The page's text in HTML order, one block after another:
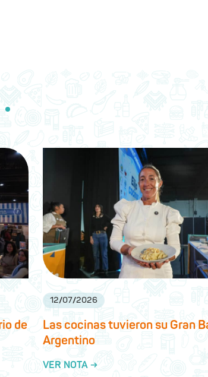
de
12/07/2026
Las cocinas tuvieron su Gran
Argentino
VER NOTA →